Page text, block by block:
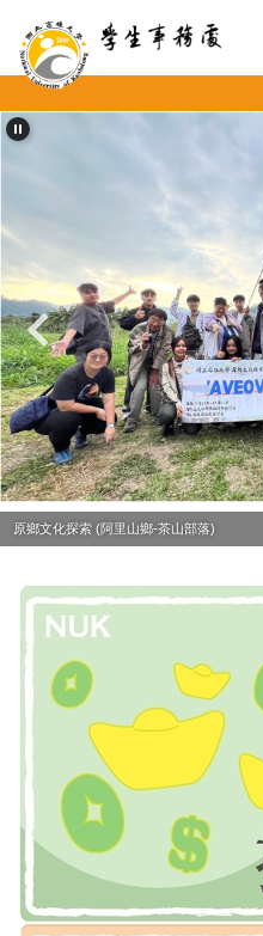
到
主
內
容
原鄉文化探索 (阿里山鄉-茶山部落)